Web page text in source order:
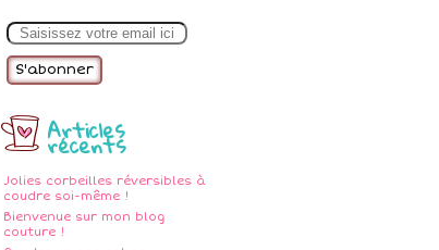
m
Articles
récents
Jolies corbeilles réversibles à
coudre soi-même !
Bienvenue sur mon blog
couture !